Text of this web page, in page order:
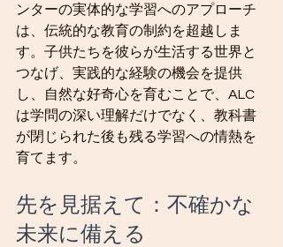
ンターの実体的な学習へのアプローチ
は、伝統的な教育の制約を超越しま
す。子供たちを彼らが生活する世界と
つなげ、実践的な経験の機会を提供
し、自然な好奇心を育むことで、ALC
は学問の深い理解だけでなく、教科書
が閉じられた後も残る学習への情熱を
育てます。
先を見据えて：不確かな
未来に備える